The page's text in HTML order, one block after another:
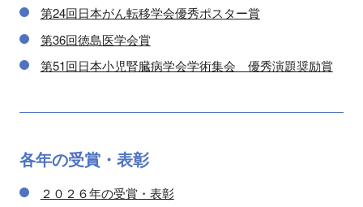
第24回日本がん転移学会優秀ポスター賞
第36回徳島医学会賞
第51回日本小児腎臓病学会学術集会 優秀演題奨励賞
各年の受賞・表彰
２０２６年の受賞・表彰